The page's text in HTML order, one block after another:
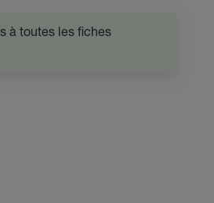
à toutes les fiches